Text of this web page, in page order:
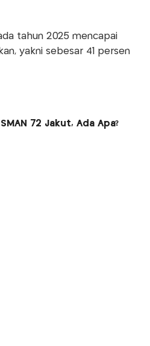
tahun 2025 mencapai
yakni sebesar 41 persen
72 Jakut, Ada Apa?